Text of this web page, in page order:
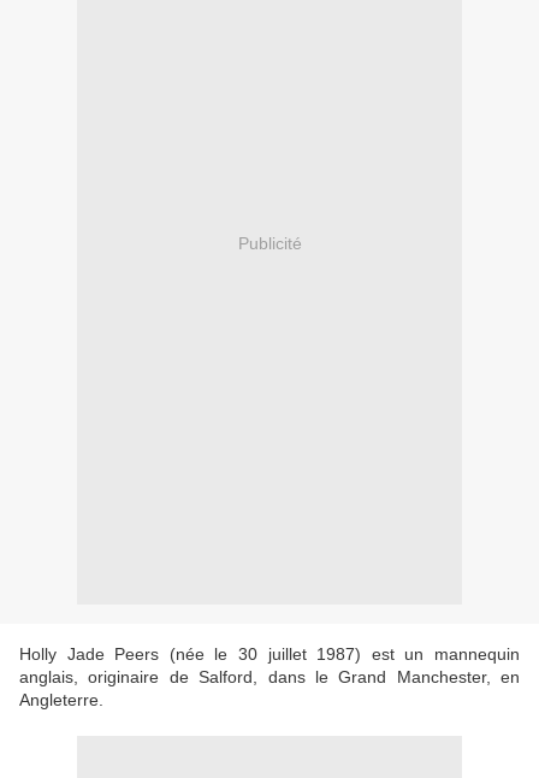
Publicité
Holly Jade Peers (née le 30 juillet 1987) est un mannequin
anglais, originaire de Salford, dans le Grand Manchester, en
Angleterre.